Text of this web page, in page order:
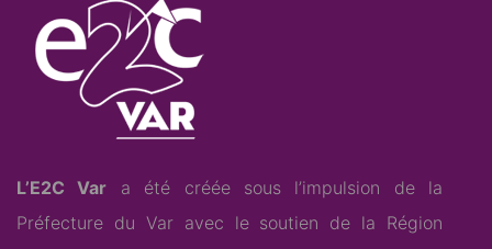
L’E2C Var a été créée sous l’impulsion de la
Préfecture du Var avec le soutien de la Région